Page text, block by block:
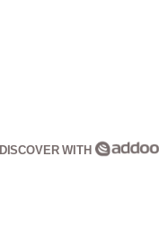
DISCOVER WITH